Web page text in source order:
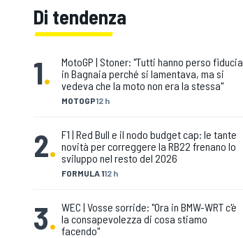
Di tendenza
1.
MOTOGP12 h
MotoGP | Stoner: "Tutti hanno perso fiducia
in Bagnaia perché si lamentava, ma si
vedeva che la moto non era la stessa"
2.
FORMULA 112 h
F1 | Red Bull e il nodo budget cap: le tante
novità per correggere la RB22 frenano lo
sviluppo nel resto del 2026
3. WEC | Vosse sorride: "Ora in BMW-WRT c'è
la consapevolezza di cosa stiamo
facendo"